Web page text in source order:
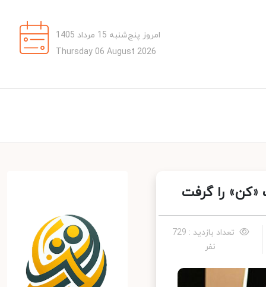
امروز پنج‌شنبه 15 مرداد 1405
Thursday 06 August 2026
را گرفت
تعداد بازدید : 729
نفر